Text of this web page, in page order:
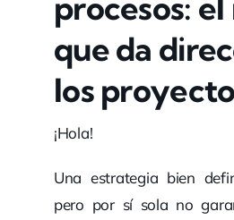
que da
los
¡Hola!
Una estrategia bien
pero por sí sola no